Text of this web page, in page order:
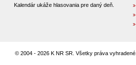
Kalendár ukáže hlasovania pre daný deň.
© 2004 - 2026 K NR SR. Všetky práva vyhradené.